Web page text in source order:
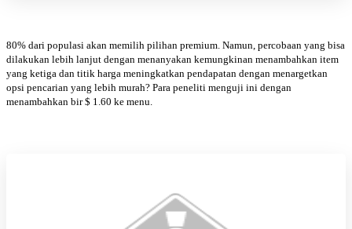
80% dari populasi akan memilih pilihan premium. Namun, percobaan yang bisa
dilakukan lebih lanjut dengan menanyakan kemungkinan menambahkan item
yang ketiga dan titik harga meningkatkan pendapatan dengan menargetkan
opsi pencarian yang lebih murah? Para peneliti menguji ini dengan
menambahkan bir $ 1.60 ke menu.